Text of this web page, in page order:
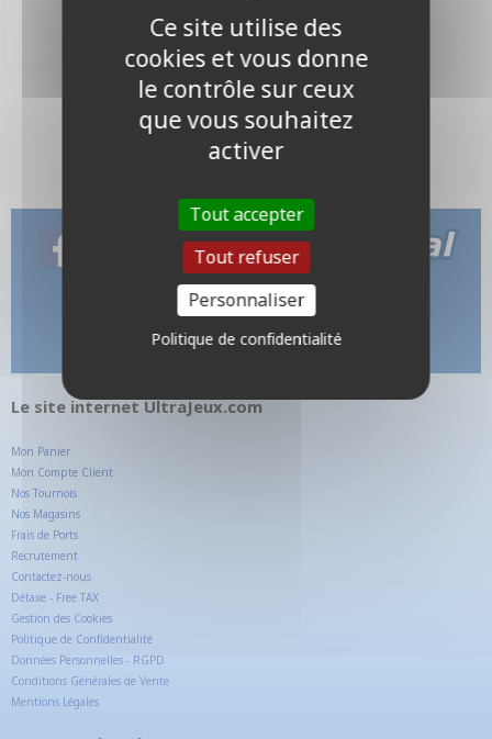
1 produits
Le site internet UltraJeux.com
Mon Panier
Mon Compte Client
Nos Tournois
Nos Magasins
Frais de Ports
Recrutement
Contactez-nous
Détaxe - Free TAX
Gestion des Cookies
Politique de Confidentialité
Données Personnelles - RGPD
Conditions Générales de Vente
Mentions Légales
Ce site utilise des
cookies et vous donne
le contrôle sur ceux
que vous souhaitez
activer
Tout accepter
Tout refuser
Personnaliser
Politique de confidentialité